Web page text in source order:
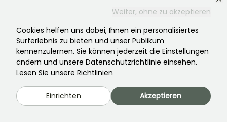
Weiter, ohne zu akzeptieren
Cookies helfen uns dabei, Ihnen ein personalisiertes
Surferlebnis zu bieten und unser Publikum
kennenzulernen. Sie können jederzeit die Einstellungen
ändern und unsere Datenschutzrichtlinie einsehen.
Lesen Sie unsere Richtlinien
Einrichten Akzeptieren
Registrieren Sie sich →
Dieses Formular ist durch reCAPTCHA geschützt – es gelten die
Datenschutzbestimmungen